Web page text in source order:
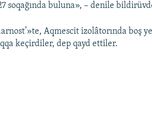
soqağında buluna», – denile
Aqmescit izolâtorında boş
keçirdiler, dep qayd ettiler.